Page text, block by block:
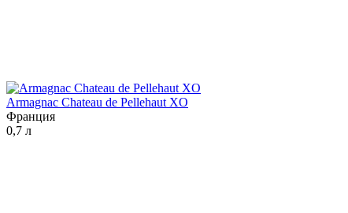
Armagnac Chateau de Pellehaut XO
Франция
0,7 л